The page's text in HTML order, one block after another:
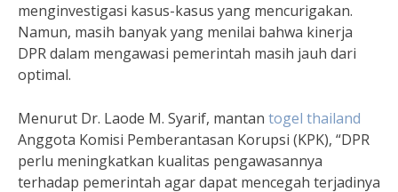
menginvestigasi kasus-kasus yang mencurigakan.
Namun, masih banyak yang menilai bahwa kinerja
DPR dalam mengawasi pemerintah masih jauh dari
optimal.
Menurut Dr. Laode M. Syarif, mantan togel thailand
Anggota Komisi Pemberantasan Korupsi (KPK), “DPR
perlu meningkatkan kualitas pengawasannya
terhadap pemerintah agar dapat mencegah terjadinya